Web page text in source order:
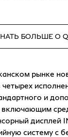
БОЛЬШЕ О
рынке
четырех
и
включающим
дисплей
систему с